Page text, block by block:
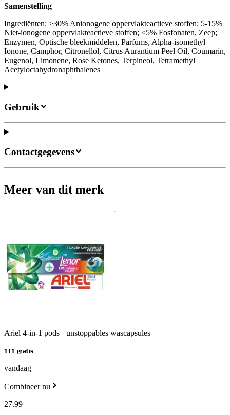
Samenstelling
Ingrediënten: >30% Anionogene oppervlakteactieve stoffen; 5-15%
Niet-ionogene oppervlakteactieve stoffen; <5% Fosfonaten, Zeep;
Enzymen, Optische bleekmiddelen, Parfums, Alpha-isomethyl
Ionone, Camphor, Citronellol, Citrus Aurantium Peel Oil, Coumarin,
Eugenol, Limonene, Rose Ketones, Terpineol, Tetramethyl
Acetyloctahydronaphthalenes
Gebruik
Contactgegevens
Meer van dit merk
Ariel 4-in-1 pods+ unstoppables wascapsules
1+1 gratis
vandaag
Combineer nu
27.99